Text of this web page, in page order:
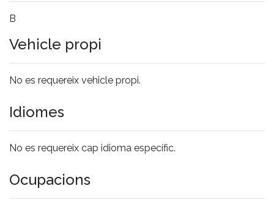
B
Vehicle propi
No es requereix vehicle propi.
Idiomes
No es requereix cap idioma específic.
Ocupacions